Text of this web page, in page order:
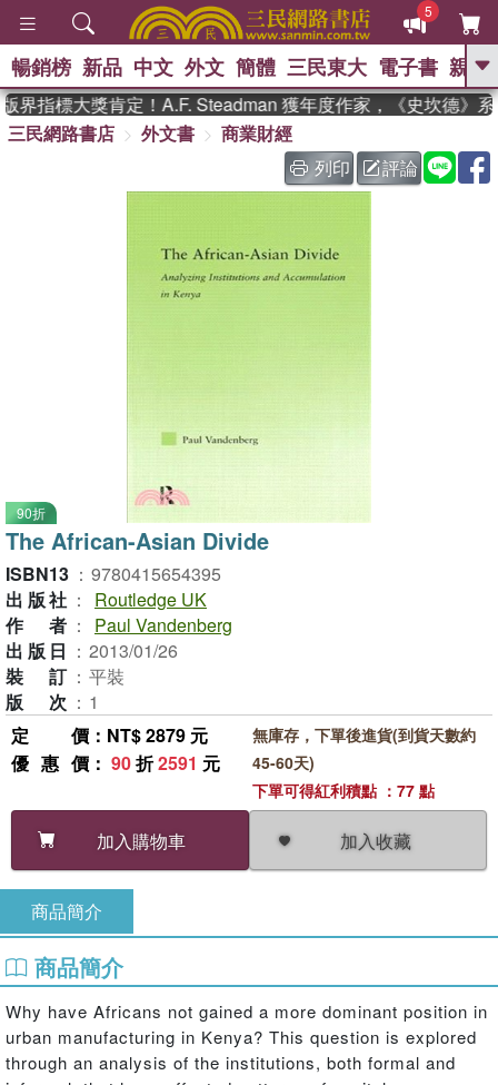
5
GO
熱搜： 東野圭吾
、 如果歷史是一群喵 、 暑期
國際布克獎 臺灣漫遊錄 、 方
暢銷榜 新品 中文 外文 簡體 三民東大 電子書 親子
指標大獎肯定！A.F. Steadman 獲年度作家，《史坎德》系
三民網路書店
外文書
商業財經
列印
評論
90折
The African-Asian Divide
ISBN13 ： 9780415654395
出版社 ：
Routledge UK
作者 ：
Paul Vandenberg
出版日 ： 2013/01/26
裝訂 ： 平裝
版次 ： 1
定價 ：NT$ 2879 元
優惠價 ： 90折2591 元
加入購物車 加入收藏
無庫存，下單後進貨(到貨天數約
45-60天)
下單可得紅利積點 ：77 點
商品簡介
商品簡介
Why have Africans not gained a more dominant position in
urban manufacturing in Kenya? This question is explored
through an analysis of the institutions, both formal and